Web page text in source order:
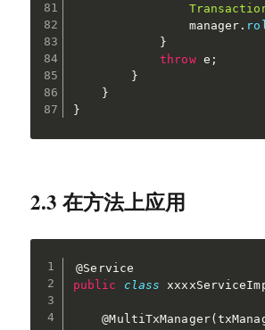
                manager
.
}
throw e ;
}
}
}
2.3 在方法上应用
@Service
public
class
@MultiTxManager(